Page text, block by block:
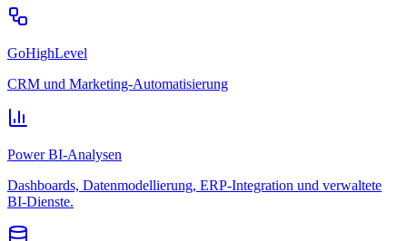
GoHighLevel
CRM und Marketing-Automatisierung
Power BI-Analysen
Dashboards, Datenmodellierung, ERP-Integration und verwaltete
BI-Dienste.